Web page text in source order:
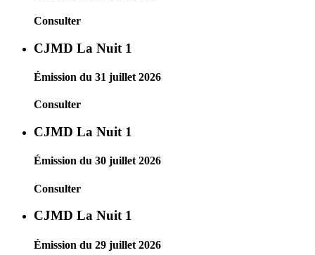
Consulter
CJMD La Nuit 1
Émission du 31 juillet 2026
Consulter
CJMD La Nuit 1
Émission du 30 juillet 2026
Consulter
CJMD La Nuit 1
Émission du 29 juillet 2026